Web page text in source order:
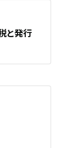
と発行